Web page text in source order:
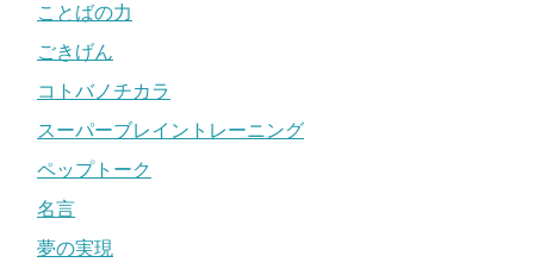
ことばの力
ごきげん
コトバノチカラ
スーパーブレイントレーニング
ペップトーク
名言
夢の実現